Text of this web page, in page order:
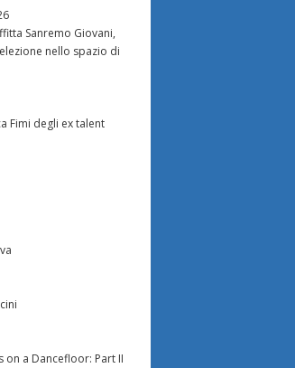
Sanremo Giovani,
nello spazio di
Fimi degli ex talent
on a Dancefloor: Part II